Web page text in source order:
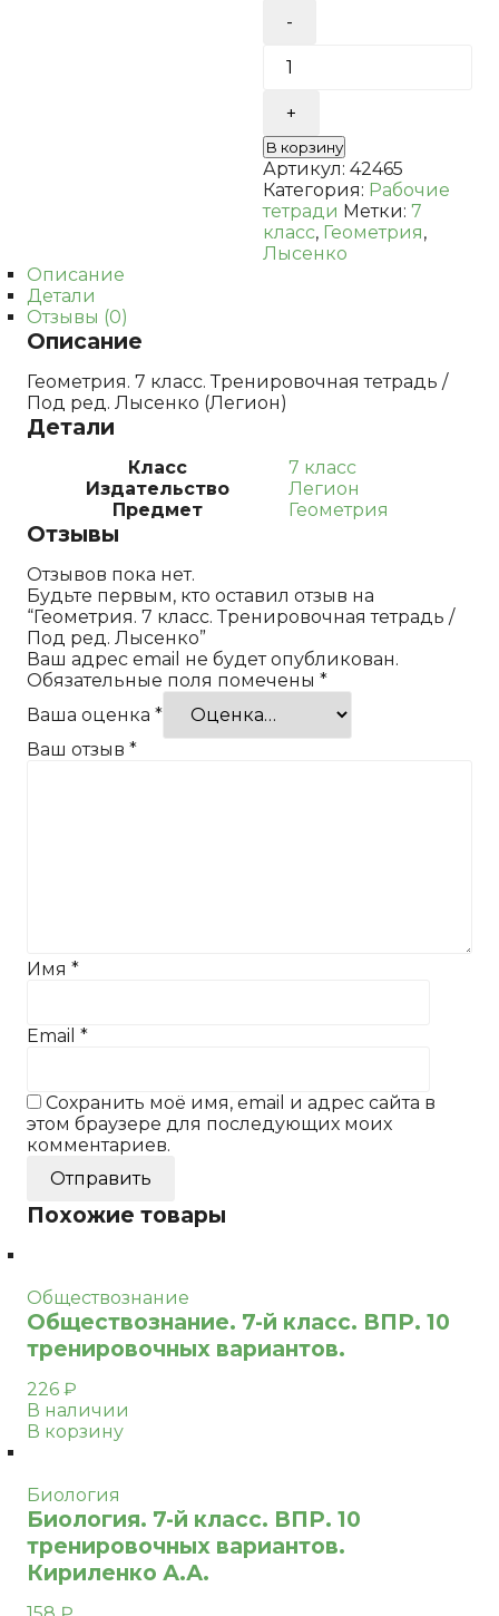
тетрадь
/
Под
ред.
Лысенко
В корзину
Артикул: 42465
Категория: Рабочие
тетради Метки: 7
класс, Геометрия,
Лысенко
Описание
Детали
Отзывы (0)
Описание
Геометрия. 7 класс. Тренировочная тетрадь /
Под ред. Лысенко (Легион)
Детали
Класс
7 класс
Издательство
Легион
Предмет
Геометрия
Отзывы
Отзывов пока нет.
Будьте первым, кто оставил отзыв на
“Геометрия. 7 класс. Тренировочная тетрадь /
Под ред. Лысенко”
Ваш адрес email не будет опубликован.
Обязательные поля помечены *
Ваша оценка *
Ваш отзыв *
Имя *
Email *
Сохранить моё имя, email и адрес сайта в
этом браузере для последующих моих
комментариев.
Похожие товары
Обществознание
Обществознание. 7-й класс. ВПР. 10
тренировочных вариантов.
226 ₽
В наличии
В корзину
Биология
Биология. 7-й класс. ВПР. 10
тренировочных вариантов.
Кириленко А.А.